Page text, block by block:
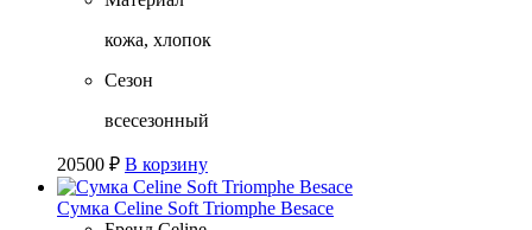
кожа, хлопок
Сезон
всесезонный
20500 ₽ В корзину
Сумка Celine Soft Triomphe Besace